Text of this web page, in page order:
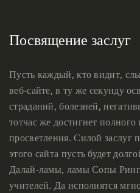
Посвящение заслуг
Пусть каждый, кто видит,
веб-сайте, в ту же секунду
страданий, болезней,
тотчас же достигнет полного
просветления. Силой
этого сайта пусть будет
Далай-ламы, ламы Сопы
учителей. Да исполнятся